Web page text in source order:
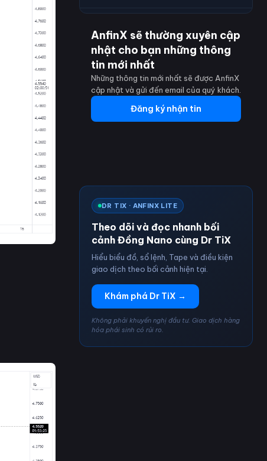
AnfinX sẽ thường xuyên cập
nhật cho bạn những thông
tin mới nhất
Những thông tin mới nhất sẽ được AnfinX
cập nhật và gửi đến email của quý khách.
Đăng ký nhận tin
DR TIX · ANFINX LITE
Theo dõi và đọc nhanh bối
cảnh Đồng Nano cùng Dr TiX
Hiểu biểu đồ, sổ lệnh, Tape và điều kiện
giao dịch theo bối cảnh hiện tại.
Khám phá Dr TiX →
Không phải khuyến nghị đầu tư. Giao dịch hàng
hóa phái sinh có rủi ro.